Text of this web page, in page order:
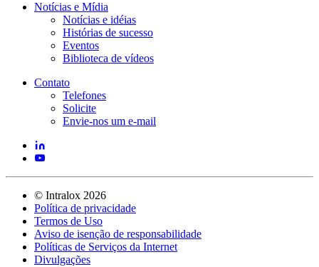
Notícias e Mídia
Notícias e idéias
Histórias de sucesso
Eventos
Biblioteca de vídeos
Contato
Telefones
Solicite
Envie-nos um e-mail
© Intralox 2026
Política de privacidade
Termos de Uso
Aviso de isenção de responsabilidade
Políticas de Serviços da Internet
Divulgações